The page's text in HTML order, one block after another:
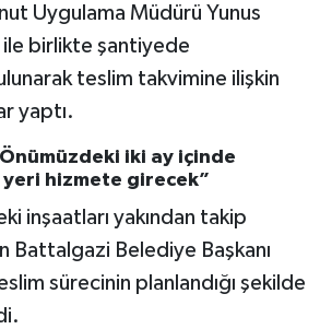
Uygulama Müdürü Yunus
ile birlikte şantiyede
teslim takvimine ilişkin
yaptı.
iki ay içinde
yeri hizmete girecek”
inşaatları yakından takip
Belediye Başkanı
sürecinin planlandığı şekilde